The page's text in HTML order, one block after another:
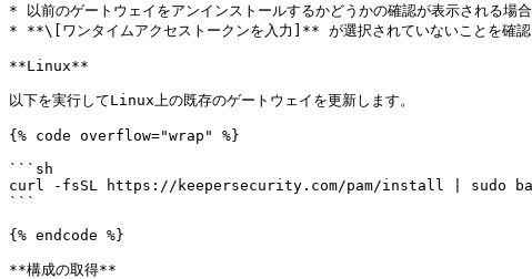
* 以前のゲートウェイをアンインストールするかどうかの確認が表示される場合
* **\[ワンタイムアクセストークンを入力]** が選択されていないことを確認
**Linux**
以下を実行してLinux上の既存のゲートウェイを更新します。
{% code overflow="wrap" %}
```sh
curl -fsSL https://keepersecurity.com/pam/install | sudo
```
{% endcode %}
**構成の取得**